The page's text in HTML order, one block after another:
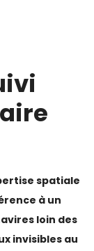
spatiale
à un
loin des
invisibles au